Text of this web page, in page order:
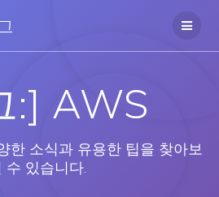
:] AWS
한 소식과 유용한 팁을 찾아보
수 있습니다.